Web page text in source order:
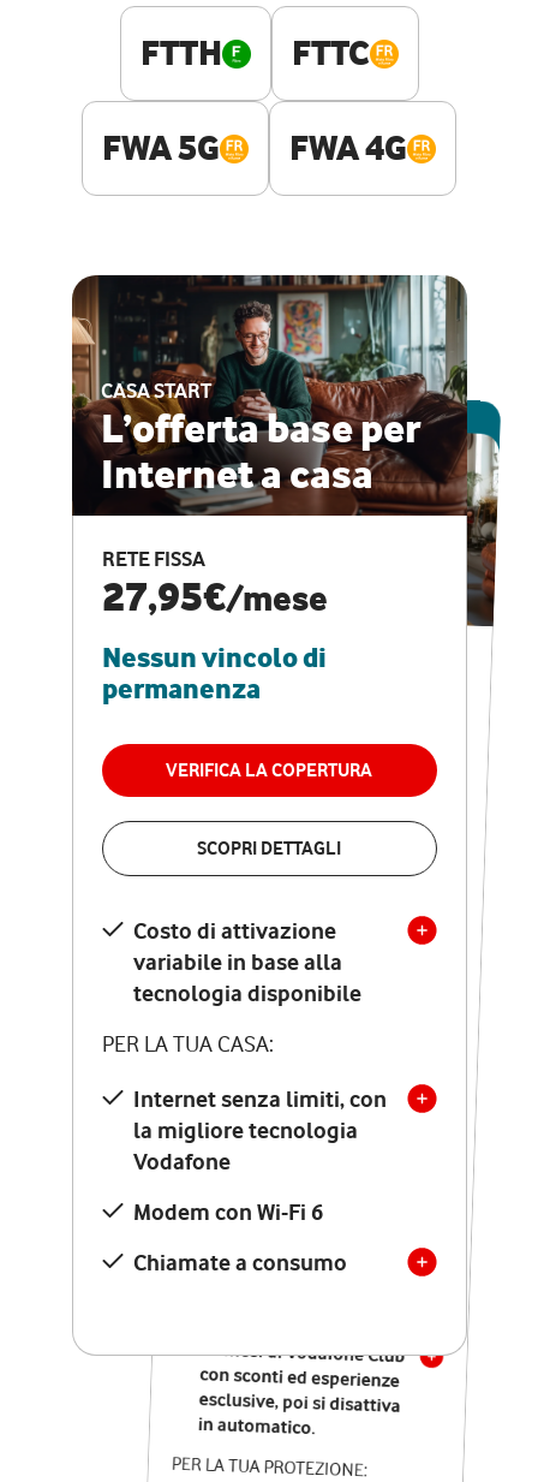
FTTH FTTC
FWA 5G FWA 4G
CASA START
L’offerta base per
Internet a casa
RETE FISSA
27,95€/mese
Nessun vincolo di
permanenza
VERIFICA LA COPERTURA
SCOPRI DETTAGLI
Costo di attivazione
variabile in base alla
tecnologia disponibile
PER LA TUA CASA:
Internet senza limiti, con
la migliore tecnologia
Vodafone
Modem con Wi-Fi 6
Chiamate a consumo
ESCLUSIVA ONLINE
CASA PRO
Internet veloce e
vantaggi speciali
RETE FISSA + VODAFONE CLUB
29,95€
permanenza
VERIFICA LA COPERTURA
Costo di attivazione
variabile in base alla
tecnologia disponibile
PER LA TUA CASA:
Internet senza limiti, con
la migliore tecnologia
Vodafone
Modem Seven con Wi-Fi 7
Chiamate illimitate verso
numeri fissi e mobili
nazionali
12 mesi di Vodafone Club
con sconti ed esperienze
esclusive, poi si disattiva
in automatico.
PER LA TUA PROTEZIONE: